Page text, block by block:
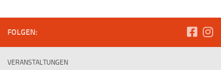
FOLGEN:
VERANSTALTUNGEN